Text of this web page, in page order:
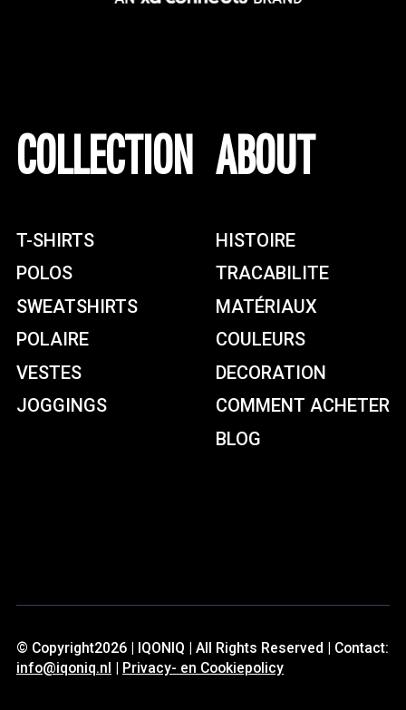
COLLECTION
T-SHIRTS
POLOS
SWEATSHIRTS
POLAIRE
VESTES
JOGGINGS
ABOUT
HISTOIRE
TRACABILITE
MATÉRIAUX
COULEURS
DECORATION
COMMENT ACHETER
BLOG
© Copyright2026 | IQONIQ | All Rights Reserved | Contact:
info@iqoniq.nl | Privacy- en Cookiepolicy